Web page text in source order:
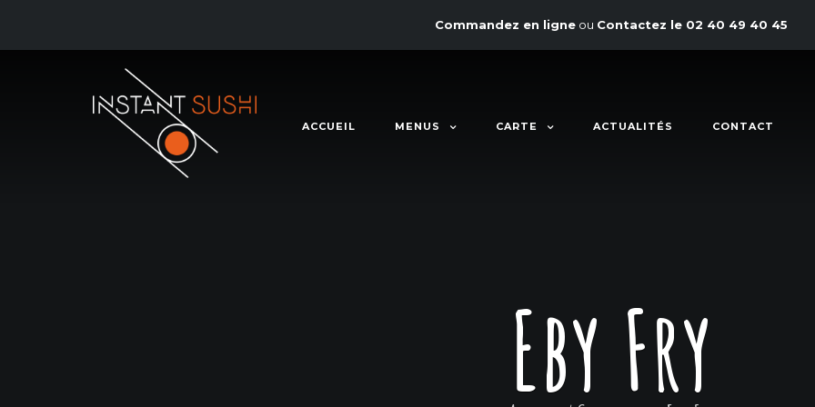
Commandez en ligne ou Contactez le 02 40 49 40 45
ACCUEIL MENUS CARTE ACTUALITÉS CONTACT
Eby Fry